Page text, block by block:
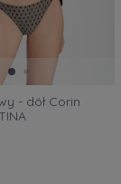
- dół Corin